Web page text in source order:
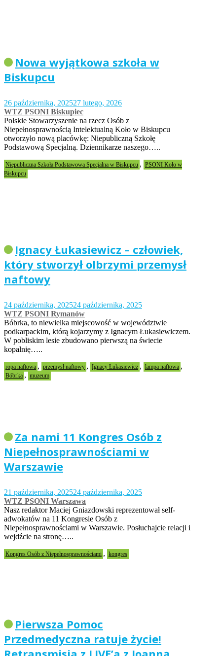
Nowa wyjątkowa szkoła w
Biskupcu
26 października, 202527 lutego, 2026
WTZ PSONI Biskupiec
Polskie Stowarzyszenie na rzecz Osób z
Niepełnosprawnością Intelektualną Koło w Biskupcu
otworzyło nową placówkę: Niepubliczną Szkołę
Podstawową Specjalną. Dziennikarze naszego…..
Niepubliczna Szkoła Podstawowa Specjalna w Biskupcu , PSONI Koło w
Biskupcu
Ignacy Łukasiewicz – człowiek,
który stworzył olbrzymi przemysł
naftowy
24 października, 202524 października, 2025
WTZ PSONI Rymanów
Bóbrka, to niewielka miejscowość w województwie
podkarpackim, którą kojarzymy z Ignacym Łukasiewiczem.
W pobliskim lesie zbudowano pierwszą na świecie
kopalnię…..
ropa naftowa , przemysł naftowy , Ignacy Łukasiewicz , lampa naftowa ,
Bóbrka , muzeum
Za nami 11 Kongres Osób z
Niepełnosprawnościami w
Warszawie
21 października, 202524 października, 2025
WTZ PSONI Warszawa
Nasz redaktor Maciej Gniazdowski reprezentował self-
adwokatów na 11 Kongresie Osób z
Niepełnosprawnościami w Warszawie. Posłuchajcie relacji i
wejdźcie na stronę…..
Kongres Osób z Niepełnosprawnościami , kongres
Pierwsza Pomoc
Przedmedyczna ratuje życie!